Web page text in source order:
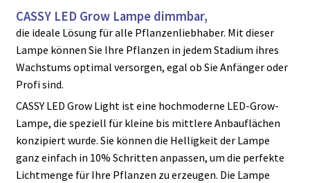
CASSY LED Grow Lampe dimmbar,
die ideale Lösung für alle Pflanzenliebhaber. Mit dieser
Lampe können Sie Ihre Pflanzen in jedem Stadium ihres
Wachstums optimal versorgen, egal ob Sie Anfänger oder
Profi sind.
CASSY LED Grow Light ist eine hochmoderne LED-Grow-
Lampe, die speziell für kleine bis mittlere Anbauflächen
konzipiert wurde. Sie können die Helligkeit der Lampe
ganz einfach in 10% Schritten anpassen, um die perfekte
Lichtmenge für Ihre Pflanzen zu erzeugen. Die Lampe